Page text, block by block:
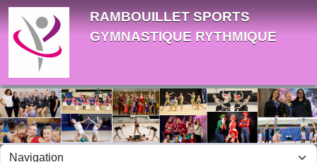
RAMBOUILLET SPORTS
GYMNASTIQUE RYTHMIQUE
Panneau de gestion des cookies